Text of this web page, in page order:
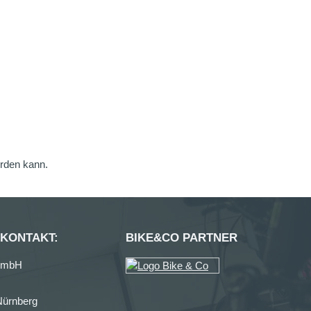
kann.
BIKE&CO PARTNER